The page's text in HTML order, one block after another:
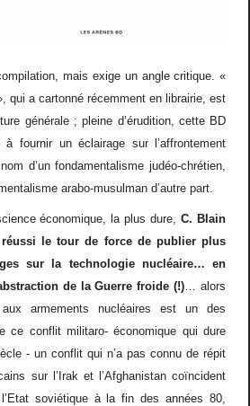
mais exige un angle critique.«
, qui a cartonné récemment en librairie, est
générale ; pleine d’érudition, cette BD
à fournir unéclairage sur l’affrontement
d’un fondamentalisme judéo-chrétien,
arabo-musulman d’autre part.
économique, la plus dure,C. Blain
éussi le tour de force de publier plus
sur la technologie nucléaire… en
de la Guerre froide (!)
alors
armements nucléaires est un des
ce conflit militaro-économique qui dure
ècle - un conflit qui n’a pas connu de répit
sur l’Irak et l’Afghanistan coïncident
’Etat soviétique àla fin des années 80,